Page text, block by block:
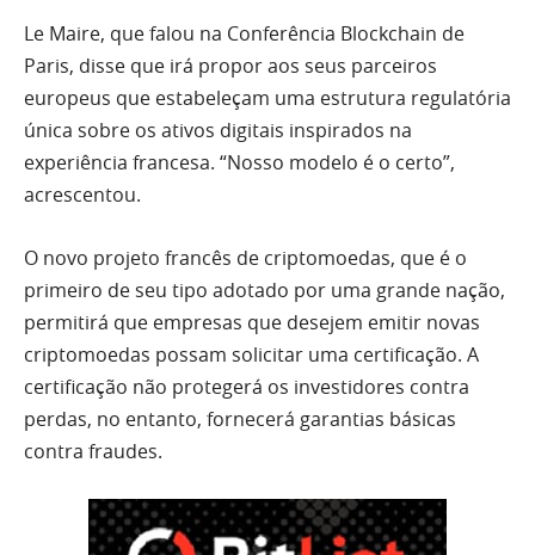
Le Maire, que falou na Conferência Blockchain de
Paris, disse que irá propor aos seus parceiros
europeus que estabeleçam uma estrutura regulatória
única sobre os ativos digitais inspirados na
experiência francesa. “Nosso modelo é o certo”,
acrescentou.
O novo projeto francês de criptomoedas, que é o
primeiro de seu tipo adotado por uma grande nação,
permitirá que empresas que desejem emitir novas
criptomoedas possam solicitar uma certificação. A
certificação não protegerá os investidores contra
perdas, no entanto, fornecerá garantias básicas
contra fraudes.